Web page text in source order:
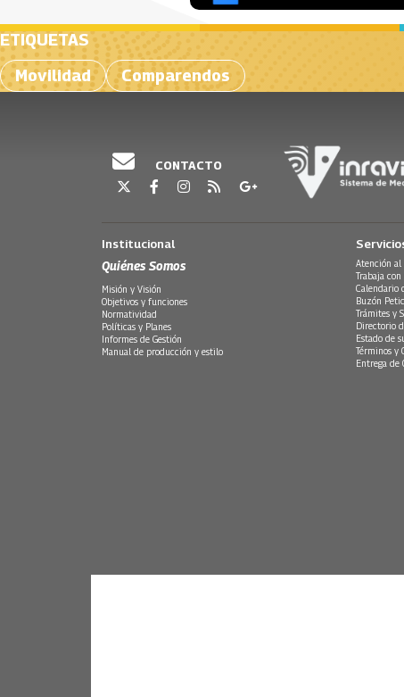
ETIQUETAS
Movilidad
Comparendos
CONTACTO
Institucional
Quiénes Somos
Misión y Visión
Objetivos y funciones
Normatividad
Políticas y Planes
Informes de Gestión
Manual de producción y estilo
Atención al
Trabaja con
Calendario
Buzón
Trámites y
Directorio
Estado de
Términos y
Entrega de